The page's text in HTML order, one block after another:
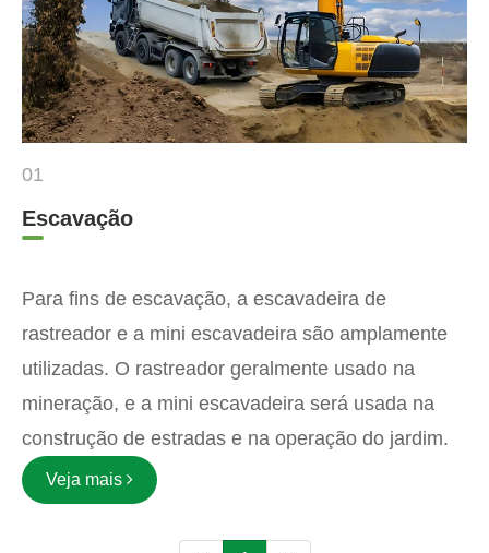
01
Escavação
Para fins de escavação, a escavadeira de
rastreador e a mini escavadeira são amplamente
utilizadas. O rastreador geralmente usado na
mineração, e a mini escavadeira será usada na
construção de estradas e na operação do jardim.
Veja mais